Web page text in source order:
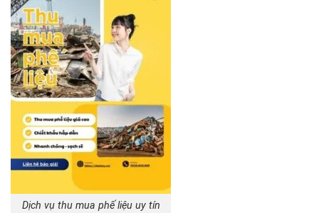
Dịch vụ thu mua phế liệu uy tín